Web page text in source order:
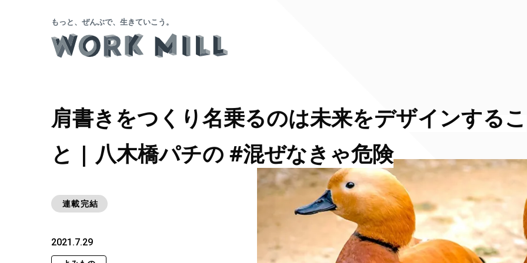
もっと、ぜんぶで、生きていこう。
肩書きをつくり名乗るのは未来をデザインするこ
と | 八木橋パチの #混ぜなきゃ危険
連載完結
2021.7.29